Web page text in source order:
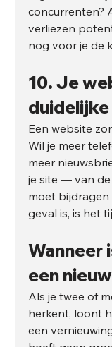
concurrenten?
verliezen
nog voor je de
10. Je
Een website
Wil je meer
meer
je site — van
moet
geval is, is het
Wanneer
een
Als je twee of
herkent, loont
een